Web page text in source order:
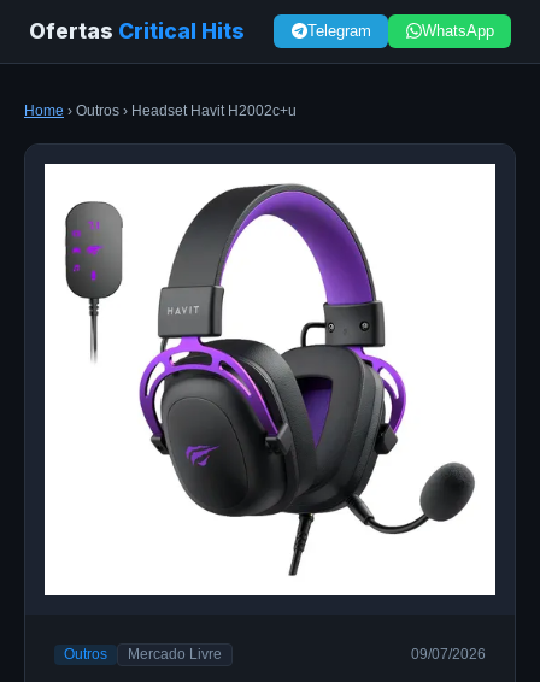
Ofertas Critical Hits Telegram WhatsApp
Home › Outros › Headset Havit H2002c+u
Outros Mercado Livre 09/07/2026